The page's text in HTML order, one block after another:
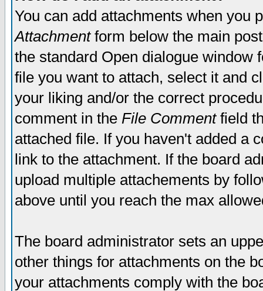
You can add attachments when you
Attachmentform below the main
the standard Open dialogue window
file you want to attach, select it and
your liking and/or the correct
comment in the File Commentfield
attached file. If you haven't added a
link to the attachment. If the board
upload multiple attachements by
above until you reach the max
The board administrator sets an
other things for attachments on the
your attachments comply with the